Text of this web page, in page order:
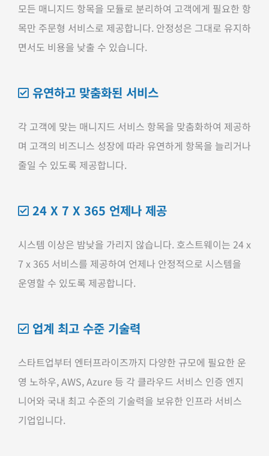
모든 매니지드 항목을 모듈로 분리하여 고객에게 필요한 항
목만 주문형 서비스로 제공합니다. 안정성은 그대로 유지하
면서도 비용을 낮출 수 있습니다.
유연하고 맞춤화된 서비스
각 고객에 맞는 매니지드 서비스 항목을 맞춤화하여 제공하
며 고객의 비즈니스 성장에 따라 유연하게 항목을 늘리거나
줄일 수 있도록 제공합니다.
24 X 7 X 365 언제나 제공
시스템 이상은 밤낮을 가리지 않습니다. 호스트웨이는 24 x
7 x 365 서비스를 제공하여 언제나 안정적으로 시스템을
운영할 수 있도록 제공합니다.
업계 최고 수준 기술력
스타트업부터 엔터프라이즈까지 다양한 규모에 필요한 운
영 노하우, AWS, Azure 등 각 클라우드 서비스 인증 엔지
니어와 국내 최고 수준의 기술력을 보유한 인프라 서비스
기업입니다.